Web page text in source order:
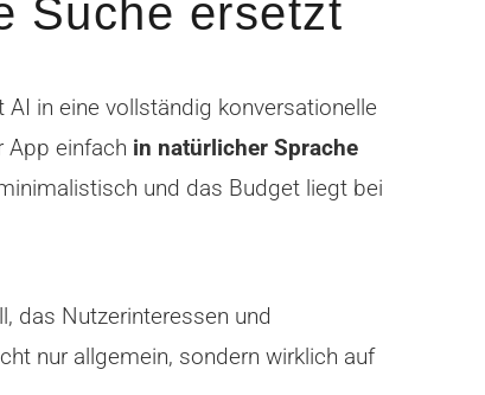
Suche ersetzt
in eine vollständig konversationelle
App einfach in natürlicher Sprache
und das Budget liegt bei
das Nutzerinteressen und
nur allgemein, sondern wirklich auf